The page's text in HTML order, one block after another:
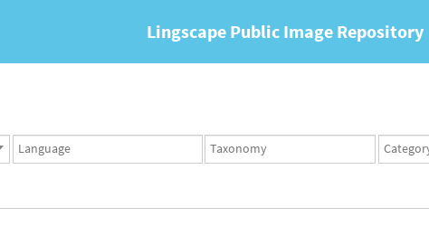
Lingscape Public Image Repository
Languages
set
Taxonomy
set
Taxonomy
term